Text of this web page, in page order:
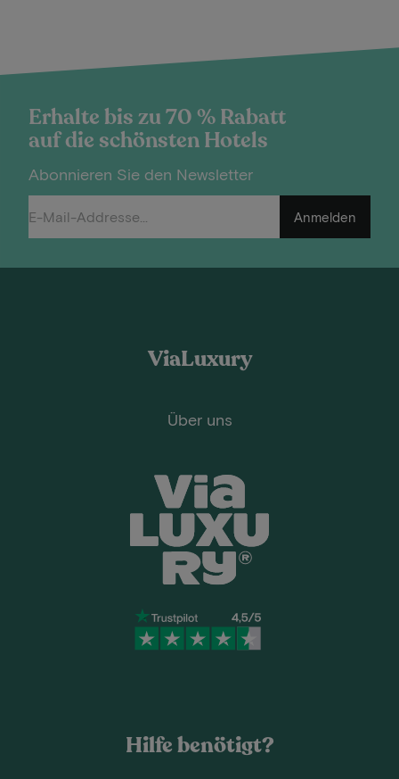
Erhalte bis zu 70 % Rabatt
auf die schönsten Hotels
Abonnieren Sie den Newsletter
Anmelden
ViaLuxury
Über uns
Hilfe benötigt?